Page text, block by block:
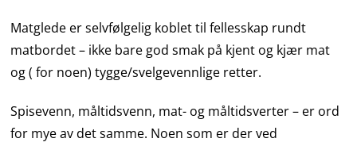
Matglede er selvfølgelig koblet til fellesskap rundt
matbordet – ikke bare god smak på kjent og kjær mat
og ( for noen) tygge/svelgevennlige retter.
Spisevenn, måltidsvenn, mat- og måltidsverter – er ord
for mye av det samme. Noen som er der ved